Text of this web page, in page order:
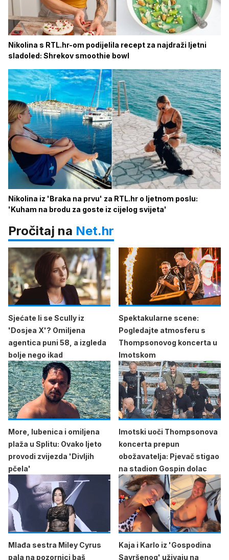
Nikolina s RTL.hr-om podijelila recept za najdraži ljetni
sladoled: Shrekov smoothie bowl
Nikolina iz 'Braka na prvu' za RTL.hr o ljetnom poslu:
'Kuham na brodu za goste iz cijelog svijeta'
Pročitaj na Net.hr
Sjećate li se Scully iz
'Dosjea X'? Omiljena
agentica puni 58, a izgleda
bolje nego ikad
Spektakularne scene:
Pogledajte atmosferu s
Thompsonovog koncerta u
Imotskom
More, lubenica i omiljena
plaža u Splitu: Ovako ljeto
provodi zvijezda 'Divljih
pčela'
Imotski uoči Thompsonova
koncerta prepun
obožavatelja: Pjevač stigao
na stadion Gospin dolac
Mlađa sestra Miley Cyrus
pala na pozornici baš
Kaja i Karlo iz 'Gospodina
Savršenog' uživaju na